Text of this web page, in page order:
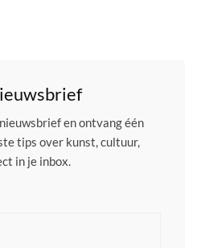
en ontvang één
tips over kunst, cultuur,
in je inbox.